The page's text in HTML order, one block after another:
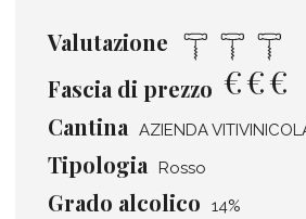
Valutazione
Fascia di prezzo €€€
Cantina AZIENDA
Tipologia Rosso
Grado alcolico 14%